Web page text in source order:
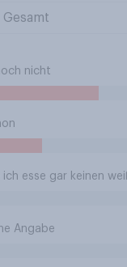
nicht
esse gar keinen
Angabe